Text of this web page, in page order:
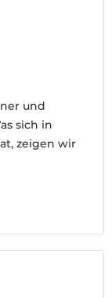
und
sich in
zeigen wir